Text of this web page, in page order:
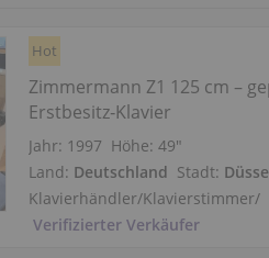
Hot
Zimmermann Z1 125 cm –
Erstbesitz‑Klavier
Jahr: 1997 Höhe:49″
Land: Deutschland Stadt:
Klavierhändler/Klavierstimmer/
Verifizierter Verkäufer